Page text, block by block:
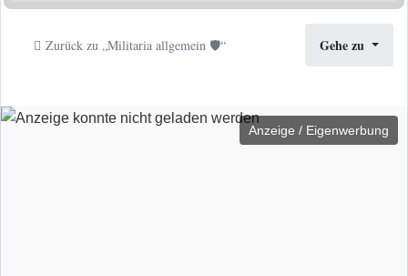
Zurück zu „Militaria allgemein 🛡️“ Gehe zu
Anzeige / Eigenwerbung